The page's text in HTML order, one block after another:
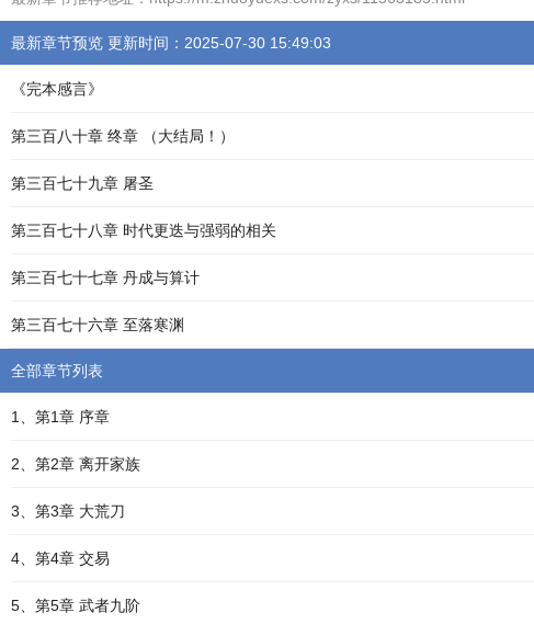
最新章节预览 更新时间：2025-07-30 15:49:03
《完本感言》
第三百八十章 终章 （大结局！）
第三百七十九章 屠圣
第三百七十八章 时代更迭与强弱的相关
第三百七十七章 丹成与算计
第三百七十六章 至落寒渊
全部章节列表
1、第1章 序章
2、第2章 离开家族
3、第3章 大荒刀
4、第4章 交易
5、第5章 武者九阶